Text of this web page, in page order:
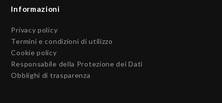
Informazioni
Privacy policy
Termini e condizioni di utilizzo
Cookie policy
Responsabile della Protezione dei Dati
Obblighi di trasparenza